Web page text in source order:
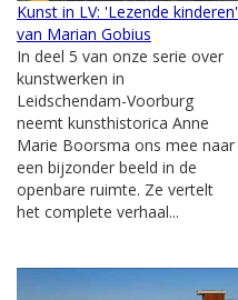
Kunst in LV: 'Lezende kinderen'
van Marian Gobius
In deel 5 van onze serie over
kunstwerken in
Leidschendam-Voorburg
neemt kunsthistorica Anne
Marie Boorsma ons mee naar
een bijzonder beeld in de
openbare ruimte. Ze vertelt
het complete verhaal...